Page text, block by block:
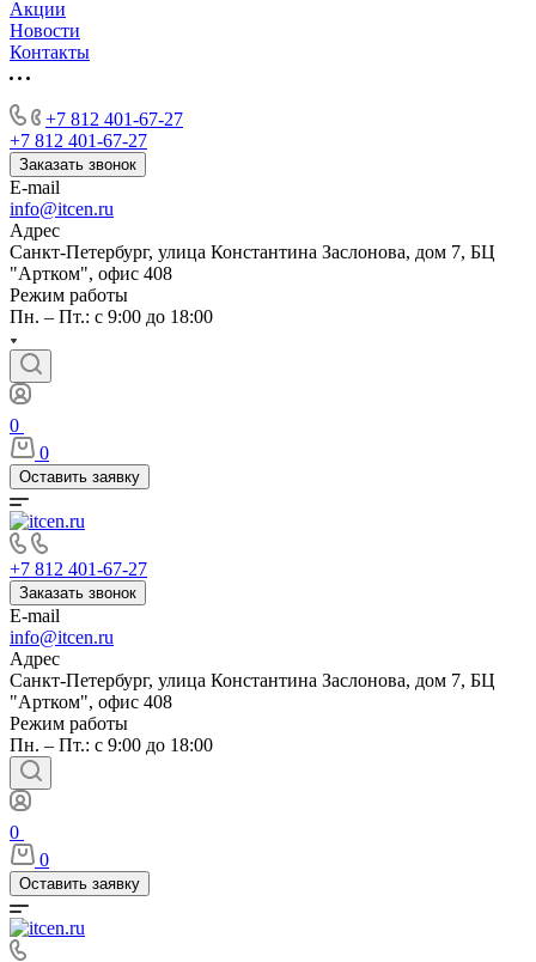
Акции
Новости
Контакты
+7 812 401-67-27
+7 812 401-67-27
Заказать звонок
E-mail
info@itcen.ru
Адрес
Санкт-Петербург, улица Константина Заслонова, дом 7, БЦ
"Артком", офис 408
Режим работы
Пн. – Пт.: с 9:00 до 18:00
0
0
Оставить заявку
+7 812 401-67-27
Заказать звонок
E-mail
info@itcen.ru
Адрес
Санкт-Петербург, улица Константина Заслонова, дом 7, БЦ
"Артком", офис 408
Режим работы
Пн. – Пт.: с 9:00 до 18:00
0
0
Оставить заявку